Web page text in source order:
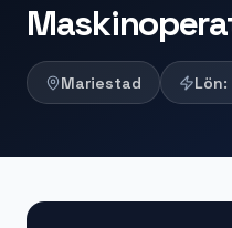
Mariestad Lön: